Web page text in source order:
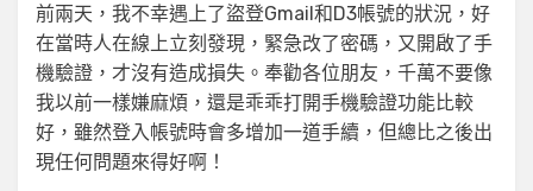
前兩天，我不幸遇上了盜登Gmail和D3帳號的狀況，好
在當時人在線上立刻發現，緊急改了密碼，又開啟了手
機驗證，才沒有造成損失。奉勸各位朋友，千萬不要像
我以前一樣嫌麻煩，還是乖乖打開手機驗證功能比較
好，雖然登入帳號時會多增加一道手續，但總比之後出
現任何問題來得好啊！